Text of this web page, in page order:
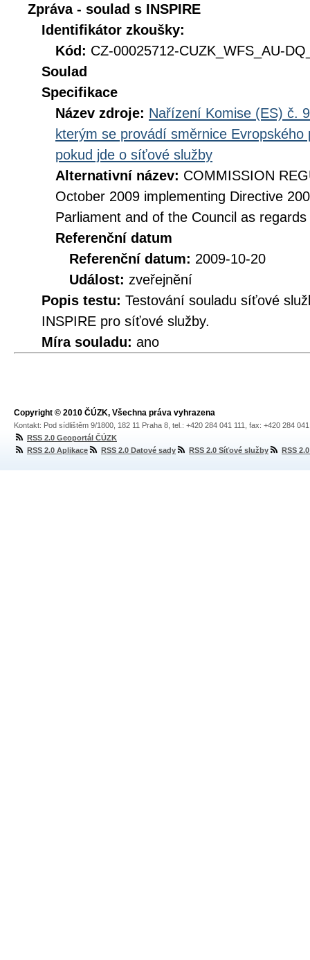
Zpráva - soulad s INSPIRE
Identifikátor zkoušky:
Kód: CZ-00025712-CUZK_WFS_AU-
Soulad
Specifikace
Název zdroje: Nařízení Komise (ES) č.
kterým se provádí směrnice
pokud jde o síťové služby
Alternativní název: COMMISSION
October 2009 implementing Directive
Parliament and of the Council as
Referenční datum
Referenční datum: 2009-10-20
Událost: zveřejnění
Popis testu: Testování souladu síťové
INSPIRE pro síťové služby.
Míra souladu: ano
Copyright © 2010 ČÚZK, Všechna práva vyhrazena
Kontakt: Pod sídlištěm 9/1800, 182 11 Praha 8, tel.: +420 284 041 111, fax: +420 284
RSS 2.0 Geoportál ČÚZK
RSS 2.0 Aplikace
RSS 2.0 Datové sady RSS 2.0 Síťové služby RSS